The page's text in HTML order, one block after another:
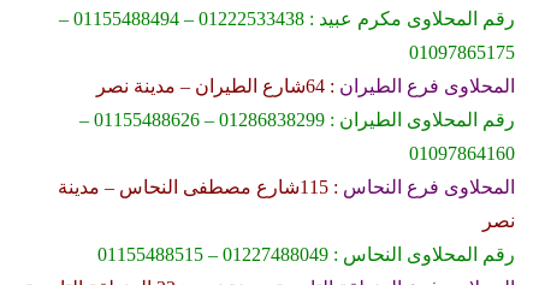
رقم المحلاوى مكرم عبيد : 01222533438 – 01155488494 –
01097865175
المحلاوى فرع الطيران : 64شارع الطيران – مدينة نصر
رقم المحلاوى الطيران : 01286838299 – 01155488626 –
01097864160
المحلاوى فرع النحاس
: 115شارع مصطفى النحاس – مدينة
نصر
رقم المحلاوى النحاس : 01227488049 – 01155488515